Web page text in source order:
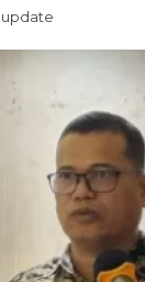
update